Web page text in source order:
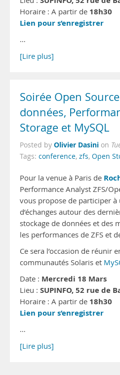
Horaire : A partir de 18h30
Lien pour s’enregistrer
…
[Lire plus]
Soirée Open
données,
Storage et MySQL
Posted by Olivier Dasini on
Tags: conference, zfs, Open
Pour la venue à Paris de
Performance Analyst ZFS/
vous propose de participer à
d’échanges autour des
stockage de données et des
les performances de ZFS et
Ce sera l’occasion de réunir
communautés Solaris et
Date : Mercredi 18 Mars
Lieu : SUPINFO, 52 rue de
Horaire : A partir de 18h30
Lien pour s’enregistrer
…
[Lire plus]